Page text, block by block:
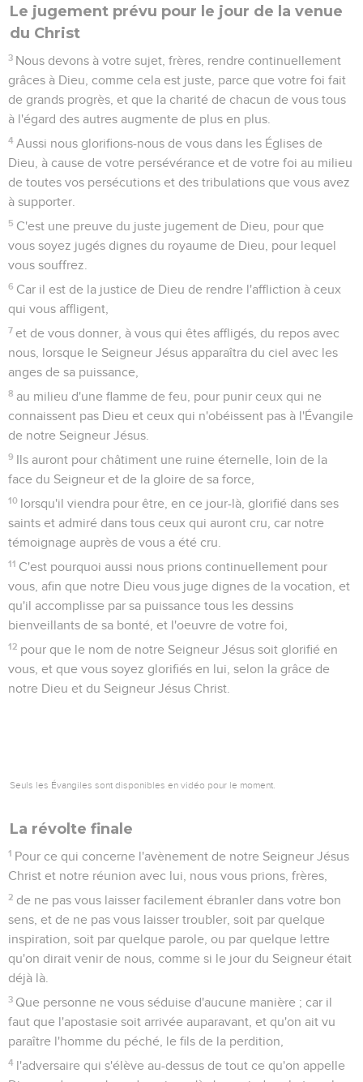
Le jugement prévu pour le jour de la venue
du Christ
3 Nous devons à votre sujet, frères, rendre continuellement
grâces à Dieu, comme cela est juste, parce que votre foi fait
de grands progrès, et que la charité de chacun de vous tous
à l'égard des autres augmente de plus en plus.
4 Aussi nous glorifions-nous de vous dans les Églises de
Dieu, à cause de votre persévérance et de votre foi au milieu
de toutes vos persécutions et des tribulations que vous avez
à supporter.
5 C'est une preuve du juste jugement de Dieu, pour que
vous soyez jugés dignes du royaume de Dieu, pour lequel
vous souffrez.
6 Car il est de la justice de Dieu de rendre l'affliction à ceux
qui vous affligent,
7 et de vous donner, à vous qui êtes affligés, du repos avec
nous, lorsque le Seigneur Jésus apparaîtra du ciel avec les
anges de sa puissance,
8 au milieu d'une flamme de feu, pour punir ceux qui ne
connaissent pas Dieu et ceux qui n'obéissent pas à l'Évangile
de notre Seigneur Jésus.
9 Ils auront pour châtiment une ruine éternelle, loin de la
face du Seigneur et de la gloire de sa force,
10 lorsqu'il viendra pour être, en ce jour-là, glorifié dans ses
saints et admiré dans tous ceux qui auront cru, car notre
témoignage auprès de vous a été cru.
11 C'est pourquoi aussi nous prions continuellement pour
vous, afin que notre Dieu vous juge dignes de la vocation, et
qu'il accomplisse par sa puissance tous les dessins
bienveillants de sa bonté, et l'oeuvre de votre foi,
12 pour que le nom de notre Seigneur Jésus soit glorifié en
vous, et que vous soyez glorifiés en lui, selon la grâce de
notre Dieu et du Seigneur Jésus Christ.
Seuls les Évangiles sont disponibles en vidéo pour le moment.
La révolte finale
1 Pour ce qui concerne l'avènement de notre Seigneur Jésus
Christ et notre réunion avec lui, nous vous prions, frères,
2 de ne pas vous laisser facilement ébranler dans votre bon
sens, et de ne pas vous laisser troubler, soit par quelque
inspiration, soit par quelque parole, ou par quelque lettre
qu'on dirait venir de nous, comme si le jour du Seigneur était
déjà là.
3 Que personne ne vous séduise d'aucune manière ; car il
faut que l'apostasie soit arrivée auparavant, et qu'on ait vu
paraître l'homme du péché, le fils de la perdition,
4 l'adversaire qui s'élève au-dessus de tout ce qu'on appelle